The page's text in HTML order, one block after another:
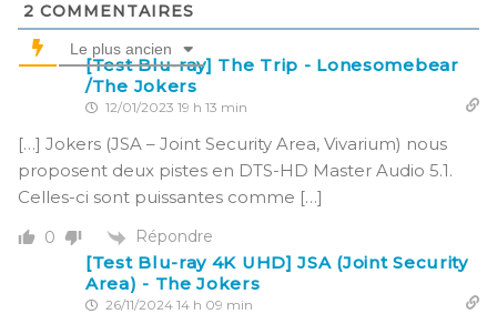
2 COMMENTAIRES
Le plus ancien
[Test Blu-ray] The Trip - Lonesomebear
/The Jokers
12/01/2023 19 h 13 min
[…] Jokers (JSA – Joint Security Area, Vivarium) nous
proposent deux pistes en DTS-HD Master Audio 5.1.
Celles-ci sont puissantes comme […]
0 Répondre
[Test Blu-ray 4K UHD] JSA (Joint Security
Area) - The Jokers
26/11/2024 14 h 09 min